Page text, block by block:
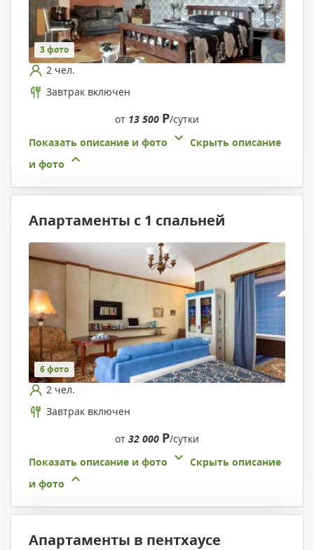
3 фото
2 чел.
Завтрак включен
от 13 500 Р/сутки
Показать описание и фото
Скрыть описание
и фото
Апартаменты с 1 спальней
6 фото
2 чел.
Завтрак включен
от 32 000 Р/сутки
Показать описание и фото
Скрыть описание
и фото
Апартаменты в пентхаусе